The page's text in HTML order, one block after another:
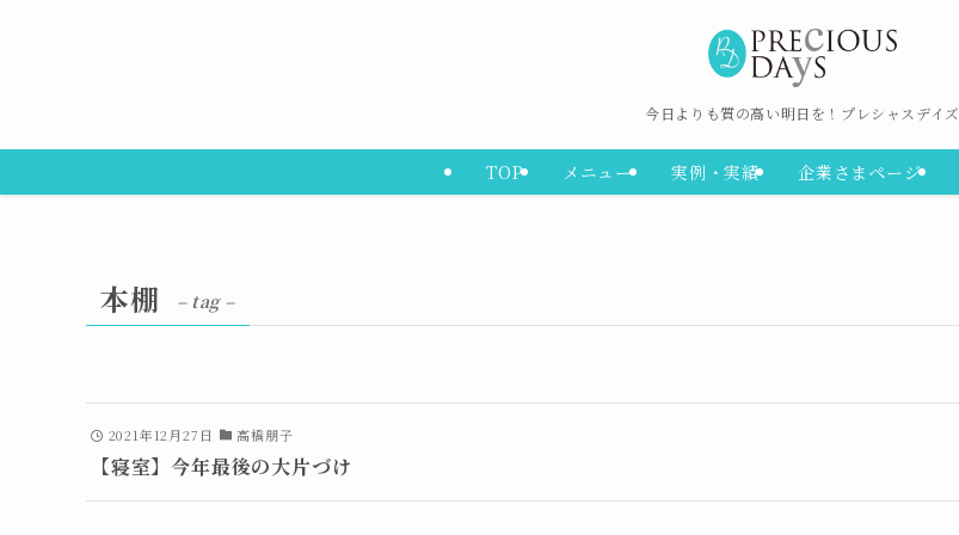
今日よりも質の高い明日を！プレシャスデイズ
TOP メニュー 実例・実績 企業さまページ
本棚 – tag –
2021年12月27日 高橋朋子
【寝室】今年最後の大片づけ